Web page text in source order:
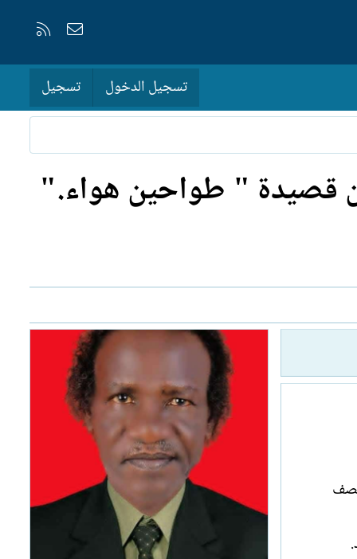
إتصل بنا
تسجيل الدخول تسجيل
عن قصيدة " طواحين هواء."